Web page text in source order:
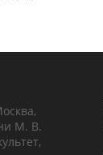
М. В.